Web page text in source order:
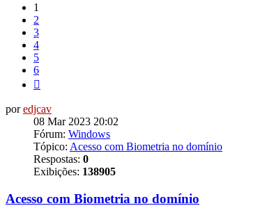
1
2
3
4
5
6
poredjcav
08 Mar 2023 20:02
Fórum: Windows
Tópico: Acesso com Biometria no domínio
Respostas: 0
Exibições: 138905
Acesso com Biometria no domínio